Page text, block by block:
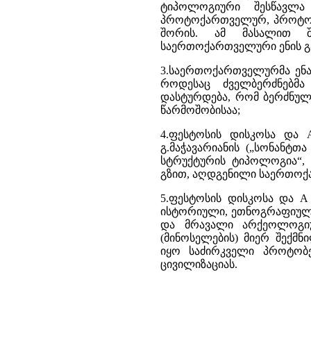
ტიპოლოგიური
პროტოქართველურ,
შორის. ამ მასალით
საერთოქართველური ენის
3.საერთოქართველურმა
როდესაც
დასტურდება, რომ
წარმოშობისაა;
4.ფესტოსის დისკოსა და
გ.მაჭავარიანის
სტრუქტურის ტიპოლოგია“,
გზით, აღდგენილი
5.ფესტოსის დისკოსა და
ისტორიული,
და მრავალი
(მინოსელების) მიერ
იყო საძირკველი
ცივილიზაციას.